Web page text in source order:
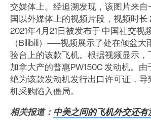
交媒体上。经追溯发现，该图片来自
国以外媒体上的视频片段，视频时长
2021年4月21日被发布于 中国社交视
（Bilibili）——视频展示了处在倾盆大
验台上的该款飞机。根据视频显示，
加拿大产的普惠PW150C 发动机。
绝为该款发动机发行出口许可证，导
机采购陷入僵局。
相关报道： 中美之间的飞机外交还有